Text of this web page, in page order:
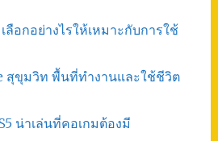
อกอย่างไรให้เหมาะกับการใช้
สุขุมวิท พื้นที่ทำงานและใช้ชีวิต
น่าเล่นที่คอเกมต้องมี